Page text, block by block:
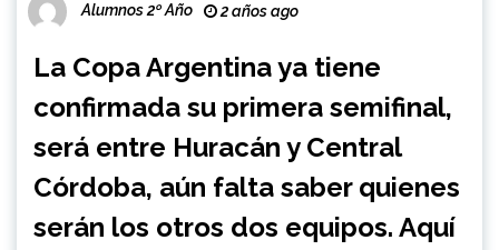
Alumnos 2º Año 2 años ago
La Copa Argentina ya tiene
confirmada su primera semifinal,
será entre Huracán y Central
Córdoba, aún falta saber quienes
serán los otros dos equipos. Aquí